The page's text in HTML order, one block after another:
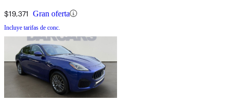
$19,371 Gran oferta
Incluye tarifas de conc.